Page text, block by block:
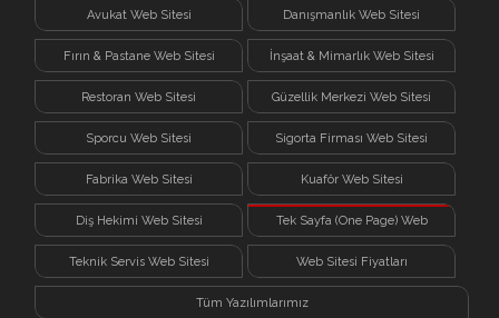
Avukat Web Sitesi Danışmanlık Web Sitesi
Fırın & Pastane Web Sitesi İnşaat & Mimarlık Web Sitesi
Restoran Web Sitesi Güzellik Merkezi Web Sitesi
Sporcu Web Sitesi Sigorta Firması Web Sitesi
Fabrika Web Sitesi Kuaför Web Sitesi
Diş Hekimi Web Sitesi Tek Sayfa (One Page) Web
Teknik Servis Web Sitesi Web Sitesi Fiyatları
Tüm Yazılımlarımız